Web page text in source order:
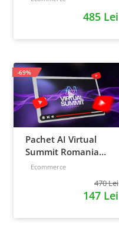
485 Lei
Pachet AI Virtual
Summit Romania
2026: inregistrari +
Ecommerce
470 Lei
147 Lei
-69%